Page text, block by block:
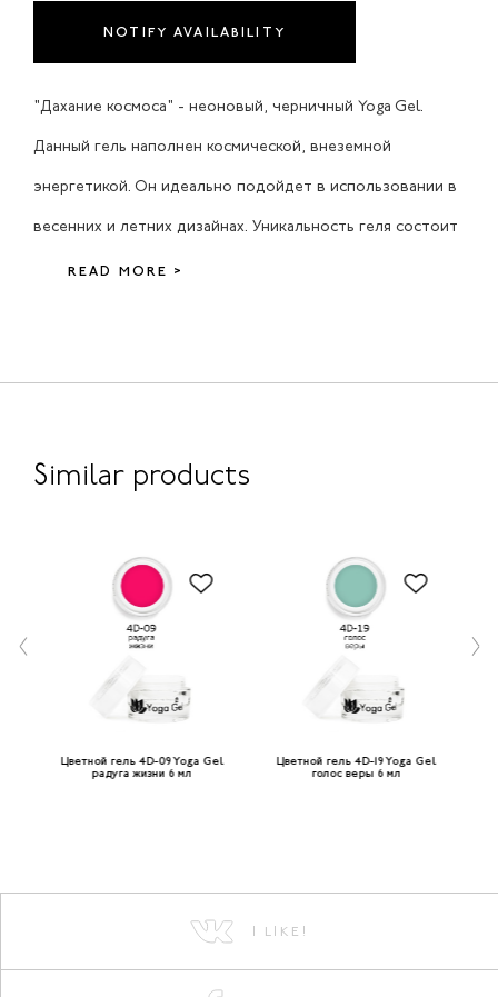
NOTIFY AVAILABILITY
"Дахание космоса" - неоновый, черничный Yoga Gel.
Данный гель наполнен космической, внеземной
энергетикой. Он идеально подойдет в использовании в
весенних и летних дизайнах. Уникальность геля состоит
READ MORE >
Similar products
Цветной гель 4D-09 Yoga Gel
радуга жизни 6 мл
Цветной гель 4D-19 Yoga Gel
голос веры 6 мл
I LIKE!